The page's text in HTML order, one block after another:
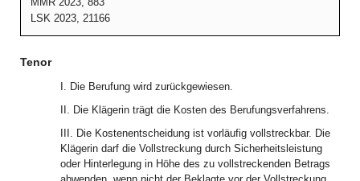
LSK 2023, 21166
Tenor
I. Die Berufung wird zurückgewiesen.
II. Die Klägerin trägt die Kosten des Berufungsverfahrens.
III. Die Kostenentscheidung ist vorläufig vollstreckbar. Die
Klägerin darf die Vollstreckung durch Sicherheitsleistung
oder Hinterlegung in Höhe des zu vollstreckenden Betrags